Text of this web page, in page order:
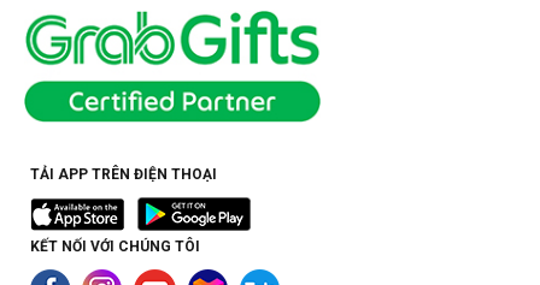
TẢI APP TRÊN ĐIỆN THOẠI
KẾT NỐI VỚI CHÚNG TÔI